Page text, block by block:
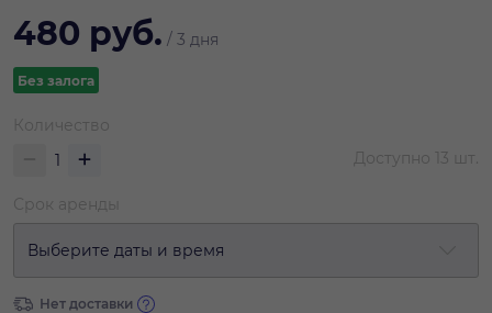
480 руб. / 3 дня
Без залога
Количество
Доступно 13 шт.
Срок аренды
Выберите даты и время
Нет доставки